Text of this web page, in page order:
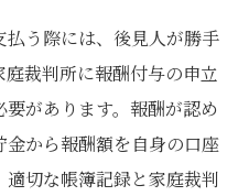
う際には、後見人が勝手
裁判所に報酬付与の申立
があります。報酬が認め
金から報酬額を自身の口座
切な帳簿記録と家庭裁判